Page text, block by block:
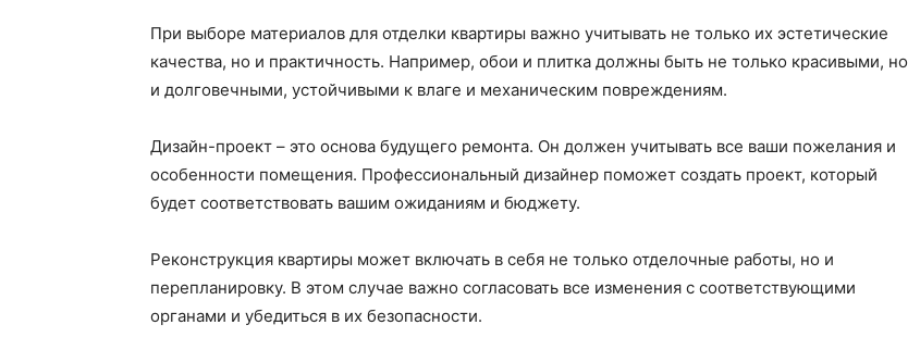
При выборе материалов для отделки квартиры важно учитывать не только их эстетические
качества, но и практичность. Например, обои и плитка должны быть не только красивыми, но
и долговечными, устойчивыми к влаге и механическим повреждениям.
Дизайн-проект – это основа будущего ремонта. Он должен учитывать все ваши пожелания и
особенности помещения. Профессиональный дизайнер поможет создать проект, который
будет соответствовать вашим ожиданиям и бюджету.
Реконструкция квартиры может включать в себя не только отделочные работы, но и
перепланировку. В этом случае важно согласовать все изменения с соответствующими
органами и убедиться в их безопасности.